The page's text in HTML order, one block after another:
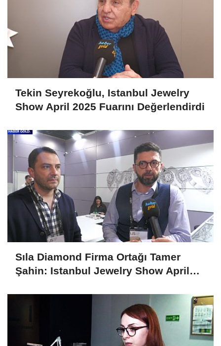
Tekin Seyrekoğlu, Istanbul Jewelry
Show April 2025 Fuarını Değerlendirdi
Sıla Diamond Firma Ortağı Tamer
Şahin: Istanbul Jewelry Show April